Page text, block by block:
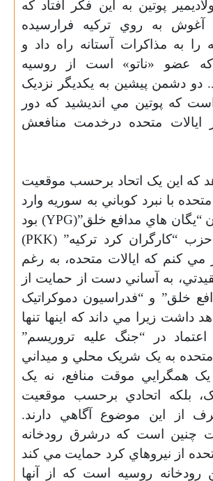
پوتين به اين فکر افتاد که
به روي ترکيه فرارسيده
را به مذاکرات آستانه راه داد و
که عضو «ناتو» است از روسيه
دو دشمن پيشين به يکديگر نزديک
که پوتين مي انديشيد که دور
ايالات متحده درخدمت منافعش
که اين يک اتحاد برحسب موقعيت
با نبرد کوباني به سوريه وارد
“يگان هاي مدافع خلق”(YPG) بود
“کارگران کرد ترکيه” (PKK
)
کنم که ايالات متحده، به رغم
به آساني دست از حمايت از
خلق” و “فدراسيون دموکراتيک
داشت زيرا مي داند که اينها تنها
اعتماد در “جنگ عليه تروريسم”
متحده به يک شريک محلي و ميداني
يک همگرايي موقت منافع، نه يک
بلکه اتحادي برحسب موقعيت
از اين موضوع آگاهي دارند.
چنين است که درشرق رودخانه
از نيروهاي کرد حمايت مي کند
روسيه است که از آنها